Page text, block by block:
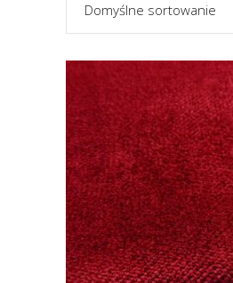
Domyślne sortowanie
CAMDEN